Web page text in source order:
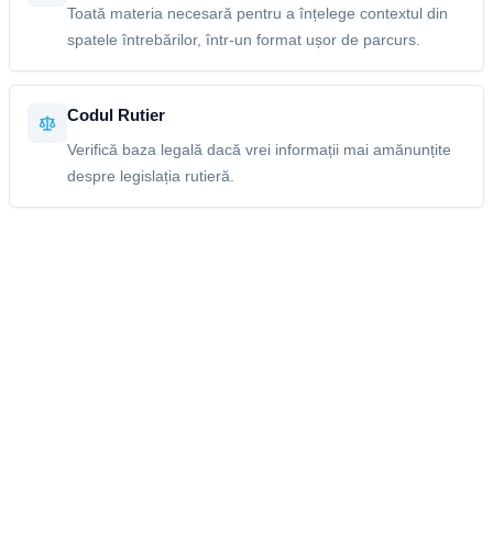
Toată materia necesară pentru a înțelege contextul din
spatele întrebărilor, într-un format ușor de parcurs.
Codul Rutier
Verifică baza legală dacă vrei informații mai amănunțite
despre legislația rutieră.